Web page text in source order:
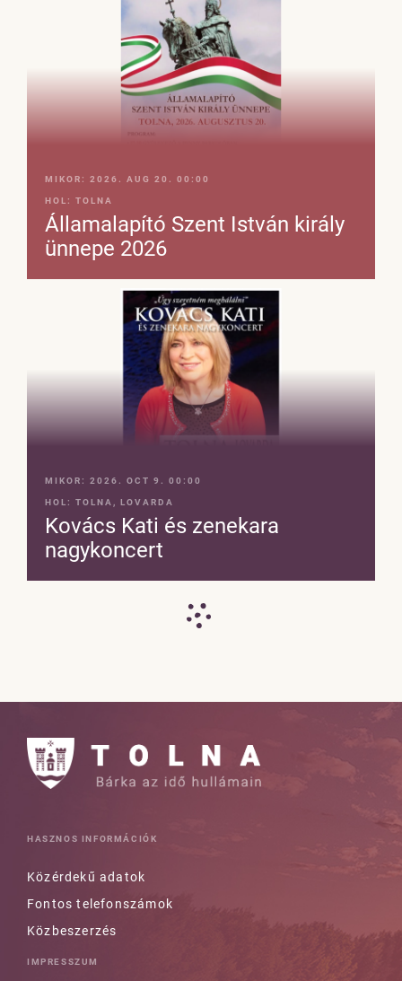
MIKOR: 2026. AUG 20. 00:00
HOL: TOLNA
Államalapító Szent István király
ünnepe 2026
MIKOR: 2026. OCT 9. 00:00
HOL: TOLNA, LOVARDA
Kovács Kati és zenekara
nagykoncert
HASZNOS INFORMÁCIÓK
Közérdekű adatok
Fontos telefonszámok
Közbeszerzés
IMPRESSZUM